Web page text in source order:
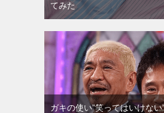
てみた
ガキの使い”笑ってはいけな